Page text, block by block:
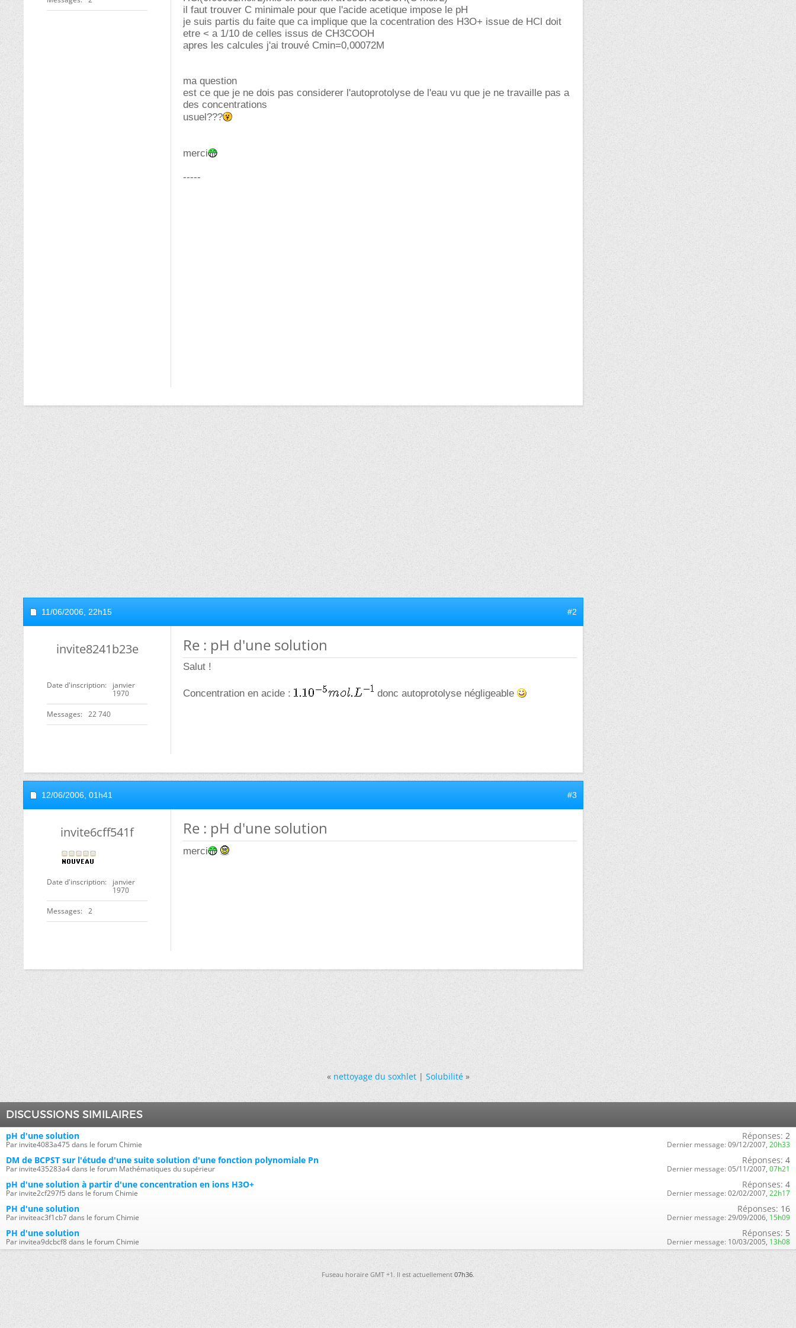
il faut trouver C minimale pour que l'acide acetique impose le pH
je suis partis du faite que ca implique que la cocentration des H3O+ issue de HCl doit
etre < a 1/10 de celles issus de CH3COOH
apres les calcules j'ai trouvé Cmin=0,00072M
ma question
est ce que je ne dois pas considerer l'autoprotolyse de l'eau vu que je ne travaille pas a
des concentrations
usuel???
merci
-----
11/06/2006, 22h15 #2
invite8241b23e
Date d'inscription
janvier
1970
Messages 22 740
Re : pH d'une solution
Salut !
Concentration en acide : donc autoprotolyse négligeable
12/06/2006, 01h41 #3
invite6cff541f
Date d'inscription
janvier
1970
Messages 2
Re : pH d'une solution
merci
« nettoyage du soxhlet|Solubilité »
DISCUSSIONS SIMILAIRES
pH d'une solution
Par invite4083a475 dans le forum Chimie
Réponses: 2
Dernier message: 09/12/2007, 20h33
DM de BCPST sur l'étude d'une suite solution d'une fonction polynomiale Pn
Par invite435283a4 dans le forum Mathématiques du supérieur
Réponses: 4
Dernier message: 05/11/2007, 07h21
pH d'une solution à partir d'une concentration en ions H3O+
Par invite2cf297f5 dans le forum Chimie
Réponses: 4
Dernier message: 02/02/2007, 22h17
PH d'une solution
Par inviteac3f1cb7 dans le forum Chimie
Réponses: 16
Dernier message: 29/09/2006, 15h09
PH d'une solution
Par invitea9dcbcf8 dans le forum Chimie
Réponses: 5
Dernier message: 10/03/2005, 13h08
Fuseau horaire GMT +1. Il est actuellement07h36.